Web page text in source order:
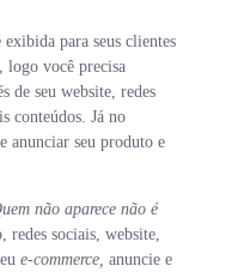
exibida para seus clientes
logo você precisa
de seu website, redes
conteúdos. Já no
anunciar seu produto e
não aparece não é
redes sociais, website,
e-commerce, anuncie e